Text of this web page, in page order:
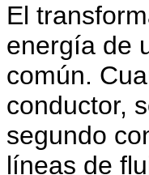
El
energía de
común.
conductor,
segundo
líneas de